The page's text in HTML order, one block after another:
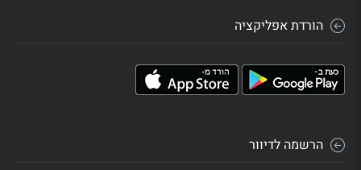
הורדת אפליקציה
הרשמה לדיוור